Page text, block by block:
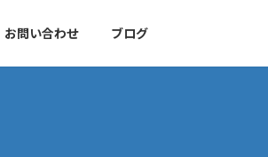
お問い合わせ ブログ